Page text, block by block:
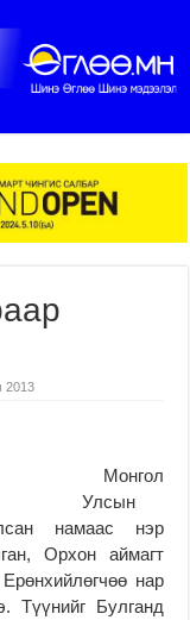
2013
Монгол
Улсын
намаас нэр
Орхон аймагт
нар
Түүнийг Булганд